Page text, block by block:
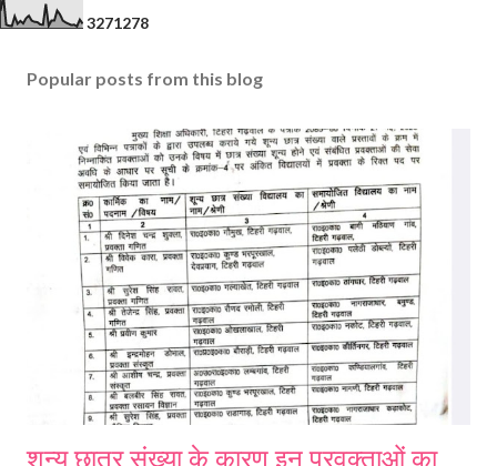
3271278
Popular posts from this blog
शून्य छात्र संख्या के कारण इन प्रवक्ताओं का